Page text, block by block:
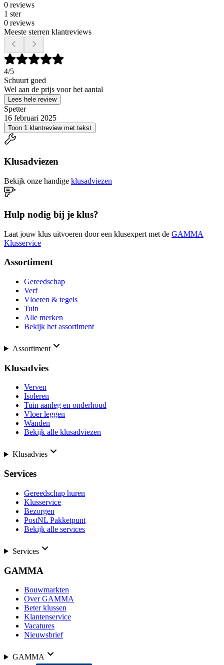
0 reviews
1 ster
0 reviews
Meeste sterren klantreviews
4/5
Schuurt goed
Wel aan de prijs voor het aantal
Lees hele review
Spetter
16 februari 2025
Toon 1 klantreview met tekst
Klusadviezen
Bekijk onze handige klusadviezen
Hulp nodig bij je klus?
Laat jouw klus uitvoeren door een klusexpert met de GAMMA
Klusservice
Assortiment
Gereedschap
Verf
Vloeren & tegels
Tuin
Alle merken
Bekijk het assortiment
Assortiment
Klusadvies
Verven
Isoleren
Tuin aanleg en onderhoud
Vloer leggen
Wanden
Bekijk alle klusadviezen
Klusadvies
Services
Gereedschap huren
Klusservice
Bezorgen
PostNL Pakketpunt
Bekijk alle services
Services
GAMMA
Bouwmarkten
Over GAMMA
Beter klussen
Klantenservice
Vacatures
Nieuwsbrief
GAMMA